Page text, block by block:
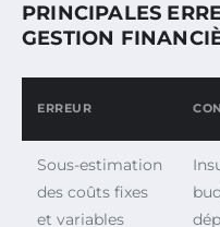
PRINCIPALES
GESTION
ERREUR
Sous-estimation
des coûts fixes
et variables